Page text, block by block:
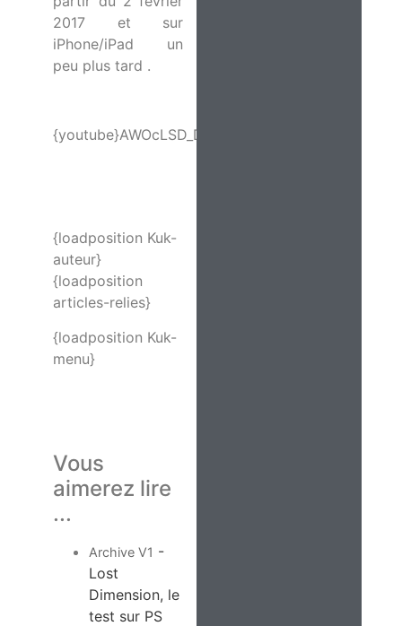
2017 et sur
iPhone/iPad un
peu plus tard .
{youtube}AWOcLSD_D1I{/youtube}
{loadposition Kuk-
auteur}
{loadposition
articles-relies}
{loadposition Kuk-
menu}
Vous
aimerez lire
...
Archive V1 -
Lost
Dimension, le
test sur PS